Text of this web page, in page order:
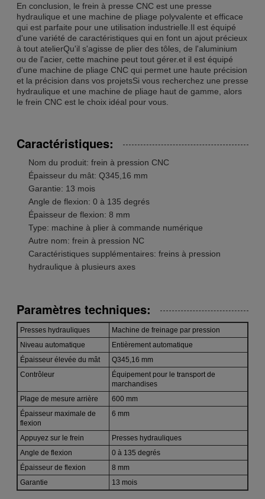
En conclusion, le frein à presse CNC est une presse
hydraulique et une machine de pliage polyvalente et efficace
qui est parfaite pour une utilisation industrielle.Il est équipé
d'une variété de caractéristiques qui en font un ajout précieux
à tout atelierQu'il s'agisse de plier des tôles, de l'aluminium
ou de l'acier, cette machine peut tout gérer.et il est équipé
d'une machine de pliage CNC qui permet une haute précision
et la précision dans vos projetsSi vous recherchez une presse
hydraulique et une machine de pliage haut de gamme, alors
le frein CNC est le choix idéal pour vous.
Caractéristiques:
Nom du produit: frein à pression CNC
Épaisseur du mât: Q345,16 mm
Garantie: 13 mois
Angle de flexion: 0 à 135 degrés
Épaisseur de flexion: 8 mm
Type: machine à plier à commande numérique
Autre nom: frein à pression NC
Caractéristiques supplémentaires: freins à pression
hydraulique à plusieurs axes
Paramètres techniques:
Presses hydrauliques
Machine de freinage par pression
Niveau automatique
Entièrement automatique
Épaisseur élevée du mât
Q345,16 mm
Contrôleur
Équipement pour le transport de
marchandises
Plage de mesure arrière
600 mm
Épaisseur maximale de
flexion
6 mm
Appuyez sur le frein
Presses hydrauliques
Angle de flexion
0 à 135 degrés
Épaisseur de flexion
8 mm
Garantie
13 mois